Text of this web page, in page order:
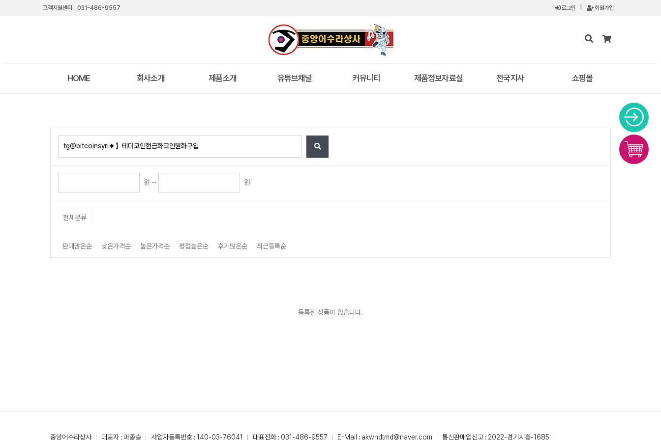
고객지원센터 031-486-9557 로그인 회원가입
HOME 회사소개 제품소개 유튜브채널 커뮤니티 제품정보자료실 전국지사 쇼핑몰
원 ~ 원
전체분류
판매많은순 낮은가격순 높은가격순 평점높은순 후기많은순 최근등록순
등록된 상품이 없습니다.
중앙어수라상사 대표자 : 마종승 사업자등록번호 : 140-03-76041 대표전화 : 031-486-9557 E-Mail : akwhdtmd@naver.com 통신판매업신고 : 2022-경기시흥-1685